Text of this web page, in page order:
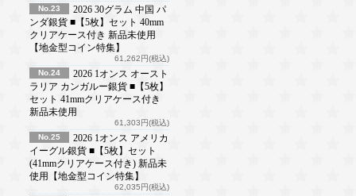
No.23
2026 30グラム 中国 パ
ンダ銀貨 ■【5枚】セット 40mm
クリアケース付き 新品未使用
【地金型コイン特集】
61,262円(税込)
No.24
2026 1オンス オースト
ラリア カンガルー銀貨 ■【5枚】
セット 41mmクリアケース付き
新品未使用
61,303円(税込)
No.25
2026 1オンス アメリカ
イーグル銀貨 ■【5枚】セット
(41mmクリアケース付き) 新品未
使用【地金型コイン特集】
62,035円(税込)